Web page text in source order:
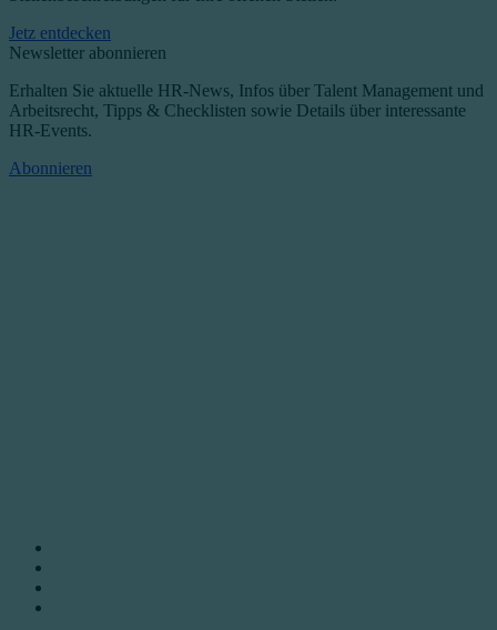
Jetz entdecken
Newsletter abonnieren
Erhalten Sie aktuelle HR-News, Infos über Talent Management und
Arbeitsrecht, Tipps & Checklisten sowie Details über interessante
HR-Events.
Abonnieren